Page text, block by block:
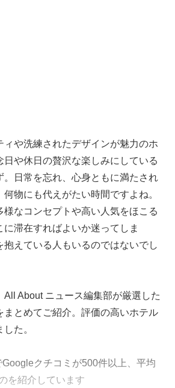
ィや洗練されたデザインが魅力のホ
日や休日の贅沢な楽しみにしている
。日常を忘れ、心身ともに満たされ
物にも代えがたい時間ですよね。
様なコンセプトや高い人気をほこる
に滞在すればよいか迷ってしま
えている人もいるのではないでし
All About ニュース編集部が厳選した
まとめてご紹介。評価の高いホテル
た。
クチコミが500件以上、平均
を紹介しています